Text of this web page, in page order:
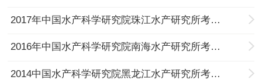
2017年中国水产科学研究院珠江水产研究所考研调剂信息
2016年中国水产科学研究院南海水产研究所考研调剂信息
2014中国水产科学研究院黑龙江水产研究所考研调剂信息